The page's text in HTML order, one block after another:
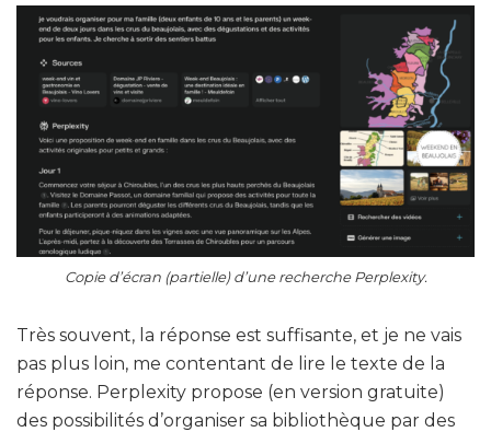
Copie d’écran (partielle) d’une recherche Perplexity.
Très souvent, la réponse est suffisante, et je ne vais
pas plus loin, me contentant de lire le texte de la
réponse. Perplexity propose (en version gratuite)
des possibilités d’organiser sa bibliothèque par des